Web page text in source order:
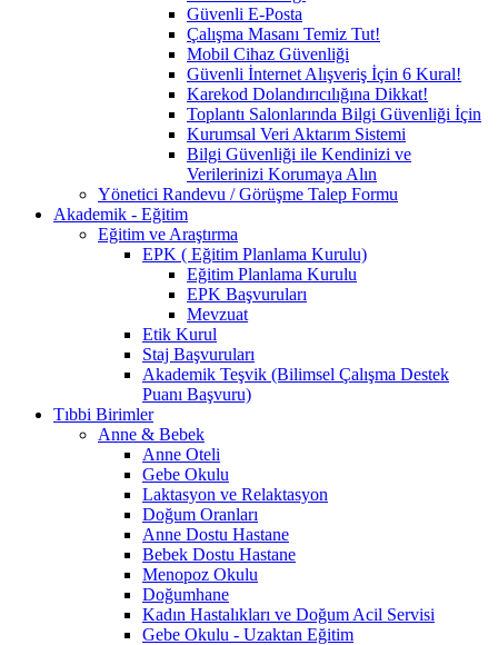
Güvenli E-Posta
Çalışma Masanı Temiz Tut!
Mobil Cihaz Güvenliği
Güvenli İnternet Alışveriş İçin 6 Kural!
Karekod Dolandırıcılığına Dikkat!
Toplantı Salonlarında Bilgi Güvenliği İçin
Kurumsal Veri Aktarım Sistemi
Bilgi Güvenliği ile Kendinizi ve
Verilerinizi Korumaya Alın
Yönetici Randevu / Görüşme Talep Formu
Akademik - Eğitim
Eğitim ve Araştırma
EPK ( Eğitim Planlama Kurulu)
Eğitim Planlama Kurulu
EPK Başvuruları
Mevzuat
Etik Kurul
Staj Başvuruları
Akademik Teşvik (Bilimsel Çalışma Destek
Puanı Başvuru)
Tıbbi Birimler
Anne & Bebek
Anne Oteli
Gebe Okulu
Laktasyon ve Relaktasyon
Doğum Oranları
Anne Dostu Hastane
Bebek Dostu Hastane
Menopoz Okulu
Doğumhane
Kadın Hastalıkları ve Doğum Acil Servisi
Gebe Okulu - Uzaktan Eğitim